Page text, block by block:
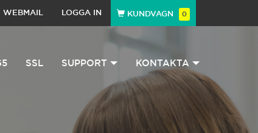
WEBMAIL LOGGA IN KUNDVAGN 0
SSL SUPPORT KONTAKTA